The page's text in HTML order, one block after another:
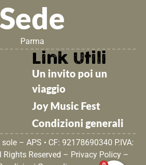
Sede
Parma
Link Utili
Un invito poi un
viaggio
Joy Music Fest
Condizioni generali
– APS • CF: 92178690340 P.IVA:
Reserved – Privacy Policy–